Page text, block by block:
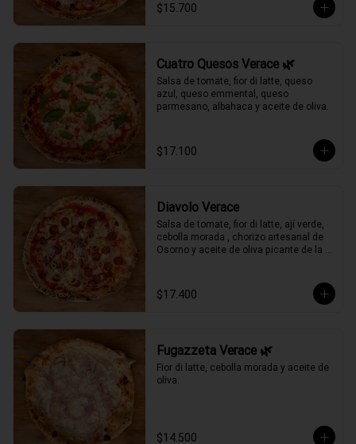
$15.700
Cuatro Quesos Verace 🌿
Salsa de tomate, fior di latte, queso
azul, queso emmental, queso
parmesano, albahaca y aceite de oliva.
$17.100
Diavolo Verace
Salsa de tomate, fior di latte, ají verde,
cebolla morada , chorizo artesanal de
Osorno y aceite de oliva picante de la
$17.400
Fugazzeta Verace 🌿
Fior di latte, cebolla morada y aceite de
oliva.
$14.500